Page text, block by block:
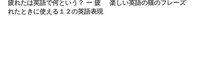
疲れたは英語で何という？ ー 疲
れたときに使える１２の英語表現
楽しい英語の猫のフレーズ